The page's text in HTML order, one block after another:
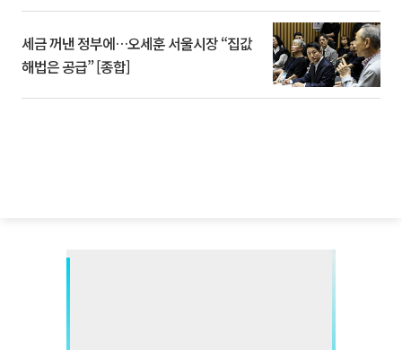
세금 꺼낸 정부에…오세훈 서울시장 “집값
해법은 공급” [종합]